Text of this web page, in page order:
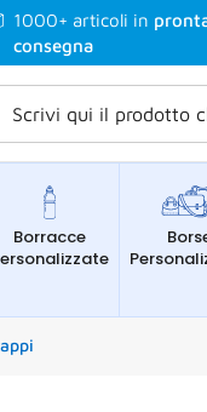
1000+ articoli in
consegna
Borracce